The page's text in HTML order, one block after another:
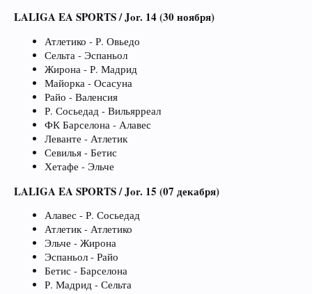
LALIGA EA SPORTS / Jor. 14 (30 ноября)
Атлетико - Р. Овьедо
Сельта - Эспаньол
Жирона - Р. Мадрид
Майорка - Осасуна
Райо - Валенсия
Р. Сосьедад - Вильярреал
ФК Барселона - Алавес
Леванте - Атлетик
Севилья - Бетис
Хетафе - Эльче
LALIGA EA SPORTS / Jor. 15 (07 декабря)
Алавес - Р. Сосьедад
Атлетик - Атлетико
Эльче - Жирона
Эспаньол - Райо
Бетис - Барселона
Р. Мадрид - Сельта